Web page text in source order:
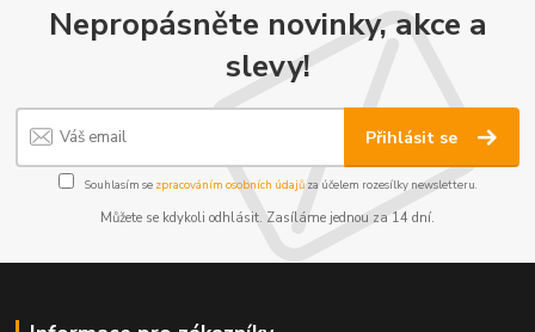
Nepropásněte novinky, akce a
slevy!
Přihlásit se
Souhlasím se zpracováním osobních údajůza účelem rozesílky newsletteru.
Můžete se kdykoli odhlásit. Zasíláme jednou za 14 dní.